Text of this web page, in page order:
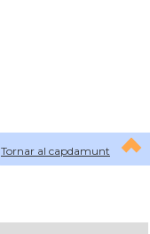
Tornar al capdamunt